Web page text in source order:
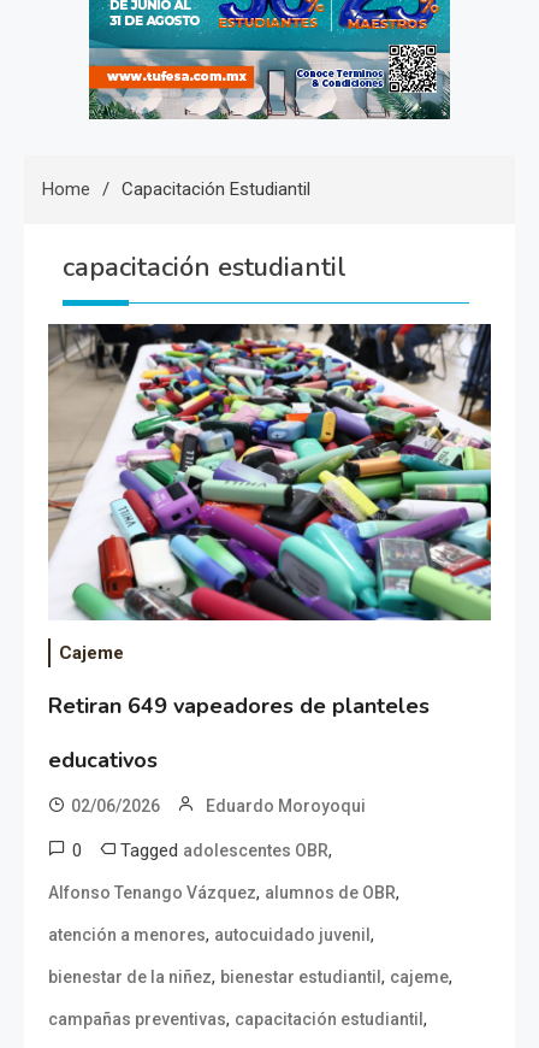
Home Capacitación Estudiantil
capacitación estudiantil
Cajeme
Retiran 649 vapeadores de planteles
educativos
02/06/2026 Eduardo Moroyoqui
0 Tagged adolescentes OBR,
Alfonso Tenango Vázquez, alumnos de OBR,
atención a menores, autocuidado juvenil,
bienestar de la niñez, bienestar estudiantil, cajeme,
campañas preventivas, capacitación estudiantil,